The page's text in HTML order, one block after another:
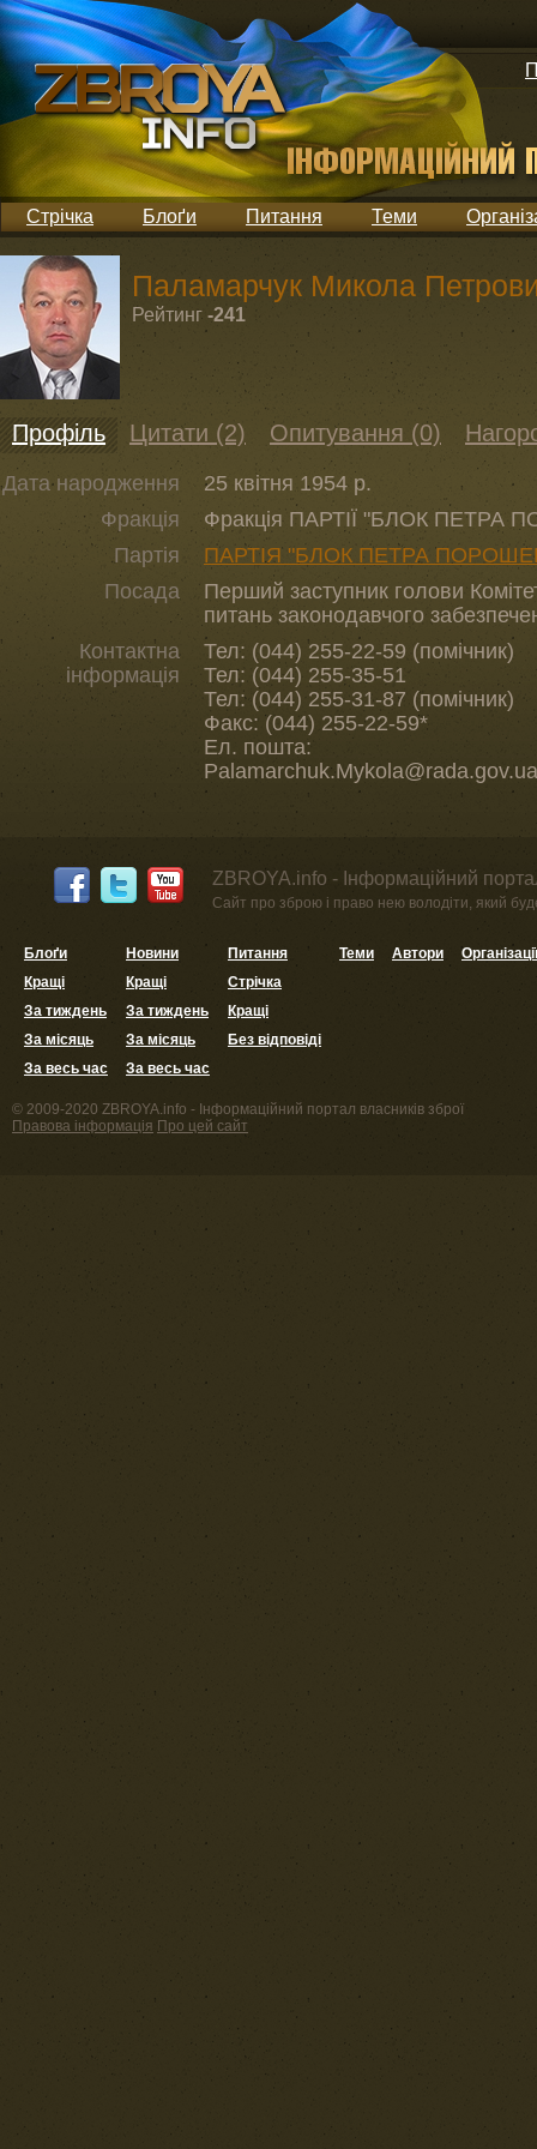
Стрічка Блоґи Питання Теми
Паламарчук Микола
Рейтинг -241
Профіль Цитати (2) Опитування (0)
Дата народження
25 квітня 1954 р.
Фракція
Фракція ПАРТІЇ "БЛОК ПЕТРА
Партія
ПАРТІЯ "БЛОК ПЕТРА
Посада
Перший заступник голови
питань законодавчого
Контактна
інформація
Тел: (044) 255-22-59 (помічник)
Тел: (044) 255-35-51
Тел: (044) 255-31-87 (помічник)
Факс: (044) 255-22-59*
Ел. пошта:
Palamarchuk.Mykola@rada.gov.ua
ZBROYA.info - Інформаційний
Сайт про зброю і право нею володіти, який
Блоґи
Кращі
За тиждень
За місяць
За весь час
Новини
Кращі
За тиждень
За місяць
За весь час
Питання
Стрічка
Кращі
Без відповіді
Теми Автори
© 2009-2020 ZBROYA.info - Інформаційний портал власників зброї
Правова інформація Про цей сайт